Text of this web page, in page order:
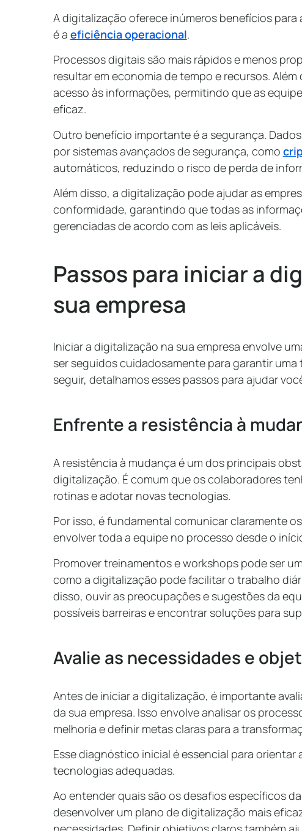
A digitalização oferece inúmeros benefícios para
é a eficiência operacional.
Processos digitais são mais rápidos e menos
resultar em economia de tempo e recursos.
acesso às informações, permitindo que as
eficaz.
Outro benefício importante é a segurança.
por sistemas avançados de segurança, como
automáticos, reduzindo o risco de perda de
Além disso, a digitalização pode ajudar as
conformidade, garantindo que todas as
gerenciadas de acordo com as leis aplicáveis.
Passos para iniciar a
sua empresa
Iniciar a digitalização na sua empresa envolve
ser seguidos cuidadosamente para garantir uma
seguir, detalhamos esses passos para ajudar
Enfrente a resistência à
A resistência à mudança é um dos principais
digitalização. É comum que os colaboradores
rotinas e adotar novas tecnologias.
Por isso, é fundamental comunicar claramente
envolver toda a equipe no processo desde o
Promover treinamentos e workshops pode ser
como a digitalização pode facilitar o trabalho
disso, ouvir as preocupações e sugestões da
possíveis barreiras e encontrar soluções para
Avalie as necessidades e
Antes de iniciar a digitalização, é importante
da sua empresa. Isso envolve analisar os
melhoria e definir metas claras para a
Esse diagnóstico inicial é essencial para orientar
tecnologias adequadas.
Ao entender quais são os desafios específicos
desenvolver um plano de digitalização mais